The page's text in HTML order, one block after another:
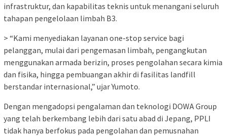
infrastruktur, dan kapabilitas teknis untuk menangani seluruh
tahapan pengelolaan limbah B3.
> “Kami menyediakan layanan one-stop service bagi
pelanggan, mulai dari pengemasan limbah, pengangkutan
menggunakan armada berizin, proses pengolahan secara kimia
dan fisika, hingga pembuangan akhir di fasilitas landfill
berstandar internasional,” ujar Yumoto.
Dengan mengadopsi pengalaman dan teknologi DOWA Group
yang telah berkembang lebih dari satu abad di Jepang, PPLI
tidak hanya berfokus pada pengolahan dan pemusnahan